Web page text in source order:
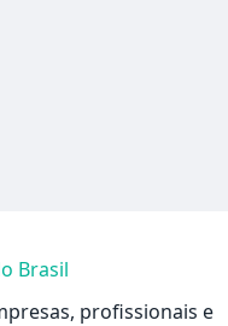
Brasil
profissionais e